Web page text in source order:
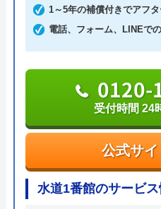
修を受けた有資格者のス
で安心です。
た場合には、スタッフか
書かれている番号に電話
対応してくれます。見積
も不要です。施工前に
し、施主が納得した上で修
1～5年の補償付きでアフ
電話、フォーム、LINEで
公式サ
0120-
受付時間 24
水道1番館のサービ